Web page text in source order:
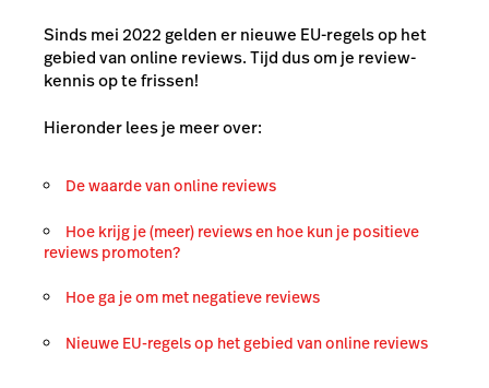
Sinds mei 2022 gelden er nieuwe EU-regels op het
gebied van online reviews. Tijd dus om je review-
kennis op te frissen!
Hieronder lees je meer over:
De waarde van online reviews
Hoe krijg je (meer) reviews en hoe kun je positieve
reviews promoten?
Hoe ga je om met negatieve reviews
Nieuwe EU-regels op het gebied van online reviews